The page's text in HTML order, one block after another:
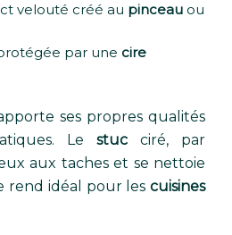
velouté créé au pinceau ou
par une cire
ses propres qualités
Le stuc ciré, par
aux taches et se nettoie
rend idéal pour les cuisines